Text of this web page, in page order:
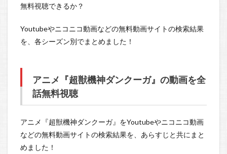
無料視聴できるか？
Youtubeやニコニコ動画などの無料動画サイトの検索結果
を、各シーズン別でまとめました！
アニメ『超獣機神ダンクーガ』の動画を全
話無料視聴
アニメ『超獣機神ダンクーガ』をYoutubeやニコニコ動画
などの無料動画サイトの検索結果を、あらすじと共にまと
めました！